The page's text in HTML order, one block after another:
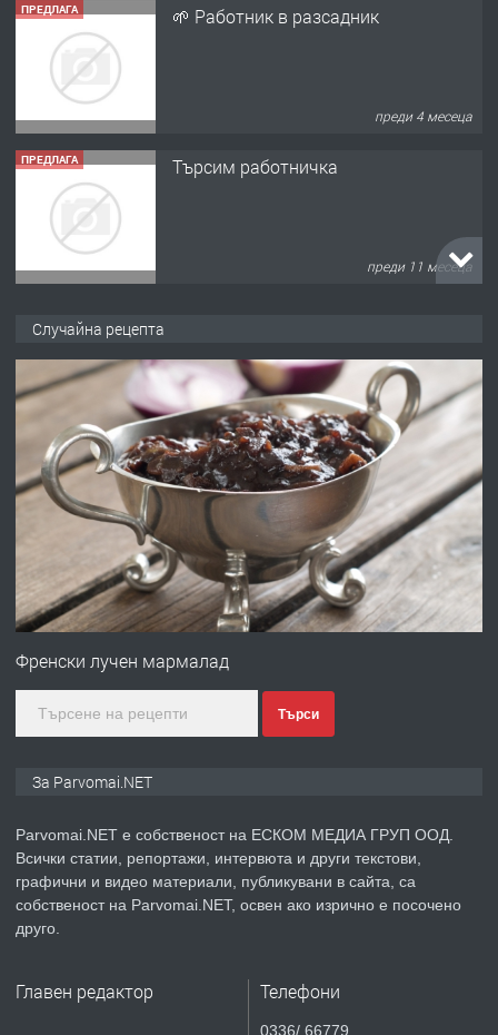
ПРЕДЛАГА 🌱 Работник в разсадник
преди 4 месеца
ПРЕДЛАГА Търсим работничка
преди 11 месеца
преди 1 година
ПРЕДЛАГА Работа за общи работници
преди 1 година
ПРЕДЛАГА
Първи поход "По стъпките на Ангел
преди 1 година
ПРЕДЛАГА Уроци по Математика
Случайна рецепта
Френски лучен мармалад
Търси
За Parvomai.NET
Parvomai.NET е собственост на ЕСКОМ МЕДИА ГРУП ООД.
Всички статии, репортажи, интервюта и други текстови,
графични и видео материали, публикувани в сайта, са
собственост на Parvomai.NET, освен ако изрично е посочено
друго.
Главен редактор Телефони
0336/ 66779